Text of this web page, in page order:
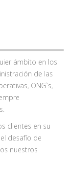
ámbito en los
de las
ONG`s,
clientes en su
desafío de
nuestros